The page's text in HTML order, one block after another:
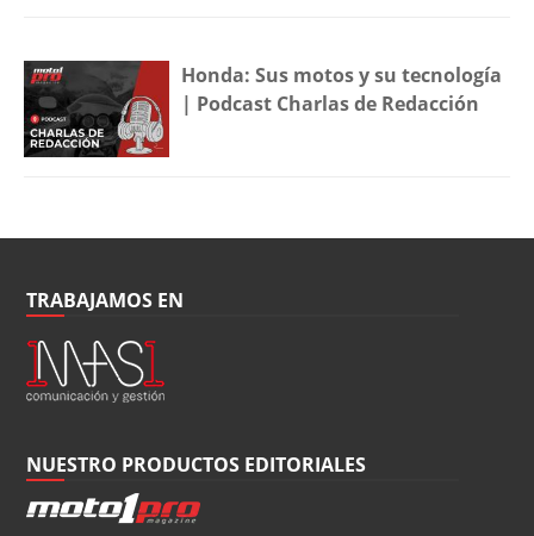
Honda: Sus motos y su tecnología
| Podcast Charlas de Redacción
TRABAJAMOS EN
NUESTRO PRODUCTOS EDITORIALES